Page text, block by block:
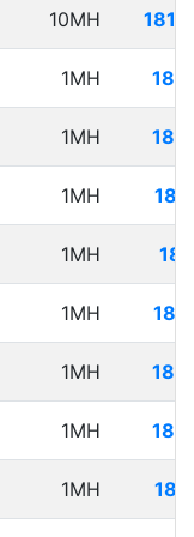
10MH
1MH
1MH
1MH
1MH
1MH
1MH
1MH
1MH